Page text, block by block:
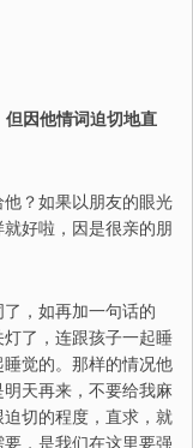
但因他情词迫切地直
？如果以朋友的眼光
好啦，因是很亲的朋
，如再加一句话的
了，连跟孩子一起睡
觉的。那样的情况他
天再来，不要给我麻
切的程度，直求，就
，是我们在这里要强